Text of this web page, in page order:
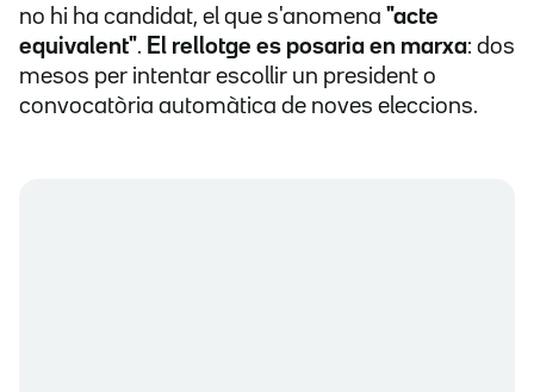
no hi ha candidat, el que s'anomena "acte
equivalent". El rellotge es posaria en marxa: dos
mesos per intentar escollir un president o
convocatòria automàtica de noves eleccions.